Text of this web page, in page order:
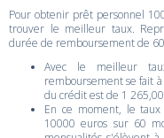
Pour obtenir prêt personnel
trouver le meilleur taux.
durée de remboursement de
Avec le meilleur
remboursement se fait
du crédit est de 1
En ce moment, le
10000 euros sur 60